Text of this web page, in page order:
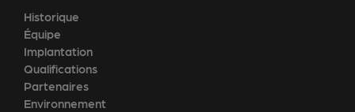
Historique
Équipe
Implantation
Qualifications
Partenaires
Environnement